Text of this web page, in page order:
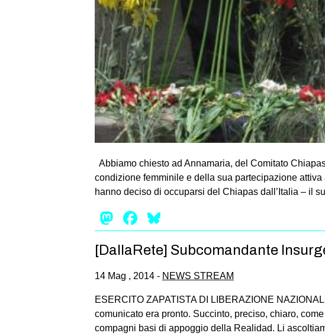
Abbiamo chie­sto ad Anna­ma­ria, del Comi­tato
con­di­zione fem­mi­nile e della sua par­te­ci­pa­zione
hanno deciso di occu­parsi del Chia­pas dall’Italia – il
Mastodon
Facebook
[DallaRete] Subcomandante
14 Mag , 2014 - NEWS STREAM
ESERCITO ZAPATISTA DI LIBERAZIONE
comunicato era pronto. Succinto, preciso, chiaro,
compagni basi di appoggio della Realidad. Li